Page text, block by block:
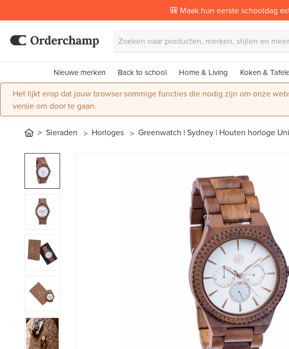
🎒 Maak hun eerste schooldag
Nieuwe merken Back to school Home & Living Koken &
Het lijkt erop dat jouw browser sommige functies die nodig zijn om onze
versie om door te gaan.
Sieraden Horloges Greenwatch | Sydney | Houten horloge